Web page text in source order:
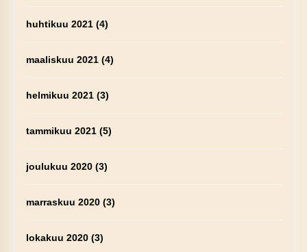
huhtikuu 2021(4)
maaliskuu 2021(4)
helmikuu 2021(3)
tammikuu 2021(5)
joulukuu 2020(3)
marraskuu 2020(3)
lokakuu 2020(3)